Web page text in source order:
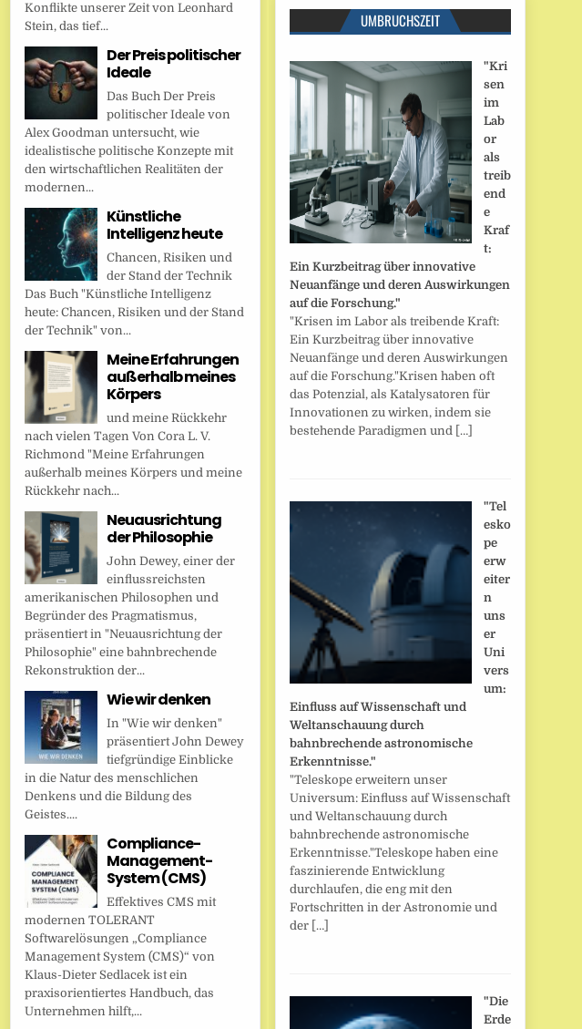
Konflikte unserer Zeit von Leonhard
Stein, das tief...
Der Preis politischer
Ideale
Das Buch Der Preis
politischer Ideale von
Alex Goodman untersucht, wie
idealistische politische Konzepte mit
den wirtschaftlichen Realitäten der
modernen...
Künstliche
Intelligenz heute
Chancen, Risiken und
der Stand der Technik
Das Buch "Künstliche Intelligenz
heute: Chancen, Risiken und der Stand
der Technik" von...
Meine Erfahrungen
außerhalb meines
Körpers
und meine Rückkehr
nach vielen Tagen Von Cora L. V.
Richmond "Meine Erfahrungen
außerhalb meines Körpers und meine
Rückkehr nach...
Neuausrichtung
der Philosophie
John Dewey, einer der
einflussreichsten
amerikanischen Philosophen und
Begründer des Pragmatismus,
präsentiert in "Neuausrichtung der
Philosophie" eine bahnbrechende
Rekonstruktion der...
Wie wir denken
In "Wie wir denken"
präsentiert John Dewey
tiefgründige Einblicke
in die Natur des menschlichen
Denkens und die Bildung des
Geistes....
Compliance-
Management-
System (CMS)
Effektives CMS mit
modernen TOLERANT
Softwarelösungen „Compliance
Management System (CMS)“ von
Klaus-Dieter Sedlacek ist ein
praxisorientiertes Handbuch, das
Unternehmen hilft,...
UMBRUCHSZEIT
"Kri
sen
im
Lab
or
als
treib
end
e
Kraf
t:
Ein Kurzbeitrag über innovative
Neuanfänge und deren Auswirkungen
auf die Forschung."
"Krisen im Labor als treibende Kraft:
Ein Kurzbeitrag über innovative
Neuanfänge und deren Auswirkungen
auf die Forschung."Krisen haben oft
das Potenzial, als Katalysatoren für
Innovationen zu wirken, indem sie
bestehende Paradigmen und […]
"Tel
esko
pe
erw
eiter
n
uns
er
Uni
vers
um:
Einfluss auf Wissenschaft und
Weltanschauung durch
bahnbrechende astronomische
Erkenntnisse."
"Teleskope erweitern unser
Universum: Einfluss auf Wissenschaft
und Weltanschauung durch
bahnbrechende astronomische
Erkenntnisse."Teleskope haben eine
faszinierende Entwicklung
durchlaufen, die eng mit den
Fortschritten in der Astronomie und
der […]
"Die
Erde